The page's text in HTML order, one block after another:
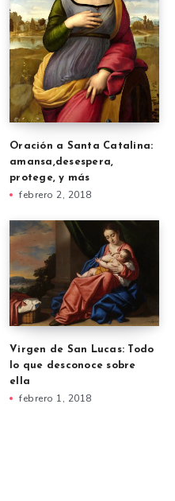
Oración a Santa Catalina:
amansa,desespera,
protege, y más
febrero 2, 2018
Virgen de San Lucas: Todo
lo que desconoce sobre
ella
febrero 1, 2018